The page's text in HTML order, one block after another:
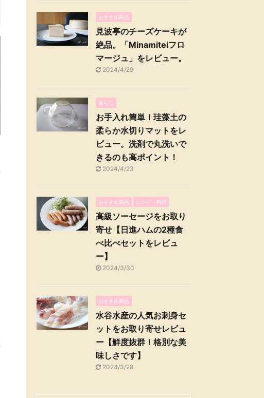
おすすめ商品
見波亭のチーズケーキが
絶品。「Minamiteiフロ
マージュ」をレビュー。
2024/4/29
暮らし
お手入れ簡単！珪藻土の
柔らか水切りマットをレ
ビュー。洗剤で丸洗いで
きるのも高ポイント！
2024/4/23
おすすめ商品 レシピ・料理
高級ソーセージをお取り
寄せ【日進ハムの2種食
べ比べセットをレビュ
ー】
2024/3/30
おすすめ商品
水谷水産の人気お刺身セ
ットをお取り寄せレビュ
ー【鮮度抜群！格別な美
味しさです】
2024/3/28